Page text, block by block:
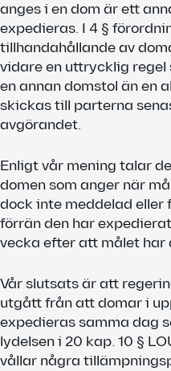
anges i en dom är ett
expedieras. I 4 §
tillhandahållande av
vidare en uttrycklig regel
en annan domstol än en
skickas till parterna
avgörandet.
Enligt vår mening talar
domen som anger när
dock inte meddelad eller
förrän den har
vecka efter att målet har
Vår slutsats är att
utgått från att domar i
expedieras samma dag
lydelsen i 20 kap. 10 §
vållar några